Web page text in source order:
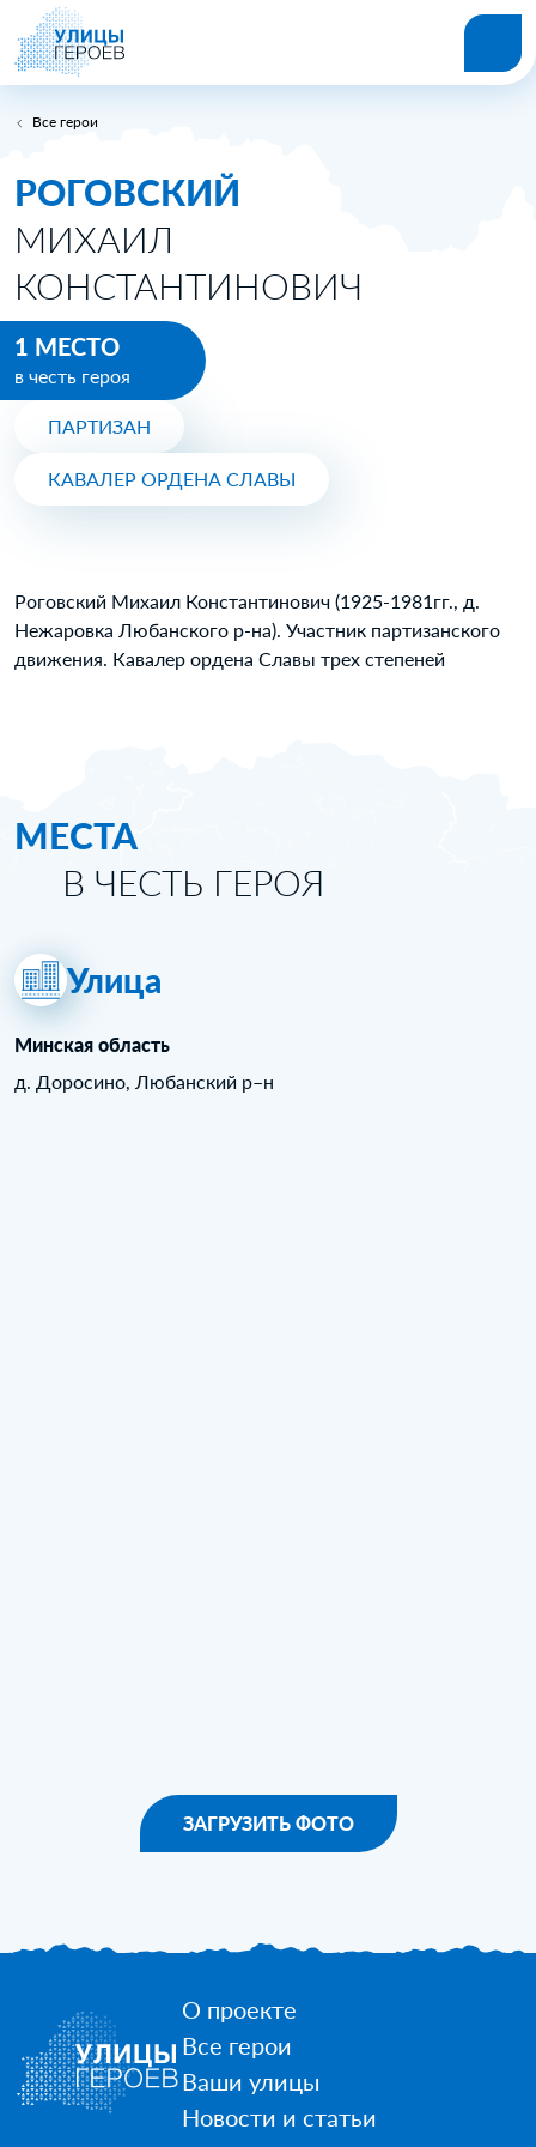
Все герои
РОГОВСКИЙ
МИХАИЛ
КОНСТАНТИНОВИЧ
1 МЕСТО
в честь героя
ПАРТИЗАН
КАВАЛЕР ОРДЕНА СЛАВЫ
Роговский Михаил Константинович (1925-1981гг., д.
Нежаровка Любанского р-на). Участник партизанского
движения. Кавалер ордена Славы трех степеней
МЕСТА
В ЧЕСТЬ ГЕРОЯ
Улица
Минская область
д. Доросино, Любанский р–н
ЗАГРУЗИТЬ ФОТО
О проекте
Все герои
Ваши улицы
Новости и статьи